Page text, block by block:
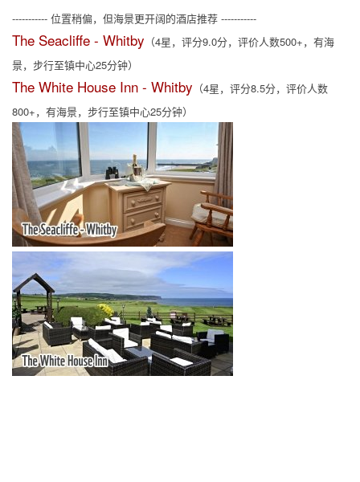
----------- 位置稍偏，但海景更开阔的酒店推荐 -----------
The Seacliffe - Whitby （4星，评分9.0分，评价人数500+，有海
景，步行至镇中心25分钟）
The White House Inn - Whitby （4星，评分8.5分，评价人数
800+，有海景，步行至镇中心25分钟）